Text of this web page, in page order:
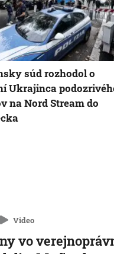
súd rozhodol o
Ukrajinca
na Nord Stream do
Video
vo